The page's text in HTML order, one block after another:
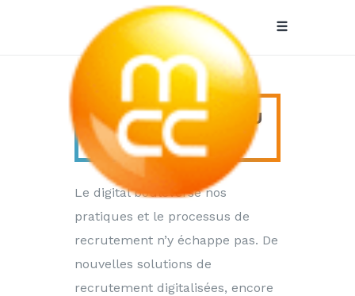
MCC
Recrutement
LA DIGITALISATION DU
RECRUTEMENT
Le digital bouleverse nos
pratiques et le processus de
recrutement n’y échappe pas. De
nouvelles solutions de
recrutement digitalisées, encore